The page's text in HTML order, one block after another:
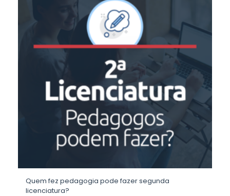
Quem fez pedagogia pode fazer segunda
licenciatura?